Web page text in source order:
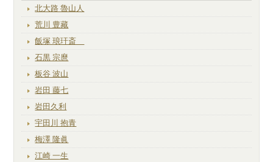
北大路 魯山人
荒川 豊藏
飯塚 琅玕斎
石黒 宗麿
板谷 波山
岩田 藤七
岩田久利
宇田川 抱青
梅澤 隆眞
江崎 一生